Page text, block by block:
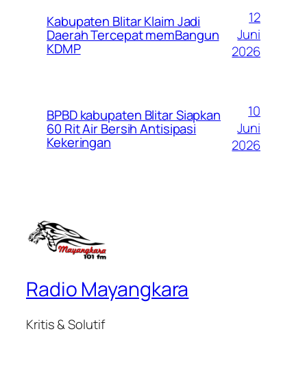
Kabupaten Blitar Klaim Jadi
Daerah Tercepat memBangun
KDMP
12
Juni
2026
BPBD kabupaten Blitar Siapkan
60 Rit Air Bersih Antisipasi
Kekeringan
10
Juni
2026
Radio Mayangkara
Kritis & Solutif